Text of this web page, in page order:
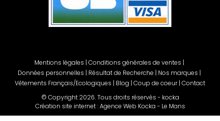
Mentions légales | Conditions générales de ventes |
Données personnelles | Résultat de Recherche | Nos marques |
Vêtements Français/Ecologiques | Blog | Coup de coeur| Contact
© Copyright 2026. Tous droits réservés - kocka
Création site internet : Agence Web Kocka - Le Mans